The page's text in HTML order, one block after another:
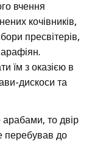
вчення
кочівників,
пресвітерів,
їм з оказією в
дискоси та
то двір
перебував до